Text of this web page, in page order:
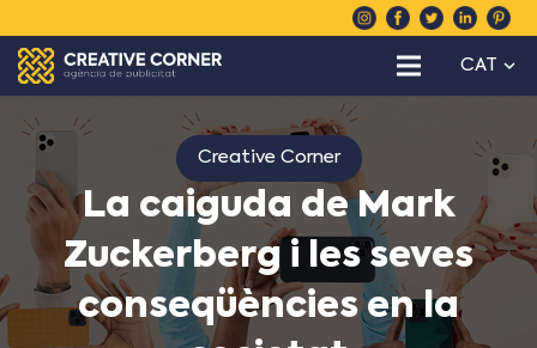
CAT
Creative Corner
La caiguda de Mark
Zuckerberg i les seves
conseqüències en la